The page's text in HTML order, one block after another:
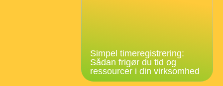
Simpel timeregistrering:
Sådan frigør du tid og
ressourcer i din virksomhed